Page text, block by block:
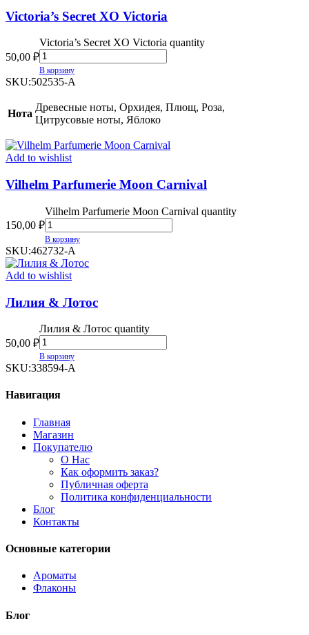
Victoria’s Secret XO Victoria
50,00 ₽
Victoria’s Secret XO Victoria quantity
В корзину
SKU:502535-A
Нота
Древесные ноты, Орхидея, Плющ, Роза,
Цитрусовые ноты, Яблоко
Add to wishlist
Vilhelm Parfumerie Moon Carnival
150,00 ₽
Vilhelm Parfumerie Moon Carnival quantity
В корзину
SKU:462732-A
Add to wishlist
Лилия & Лотос
50,00 ₽
Лилия & Лотос quantity
В корзину
SKU:338594-А
Навигация
Главная
Магазин
Покупателю
О Нас
Как оформить заказ?
Публичная оферта
Политика конфиденциальности
Блог
Контакты
Основные категории
Ароматы
Флаконы
Блог